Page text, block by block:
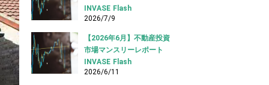
INVASE Flash
2026/7/9
【2026年6月】不動産投資
市場マンスリーレポート
INVASE Flash
2026/6/11